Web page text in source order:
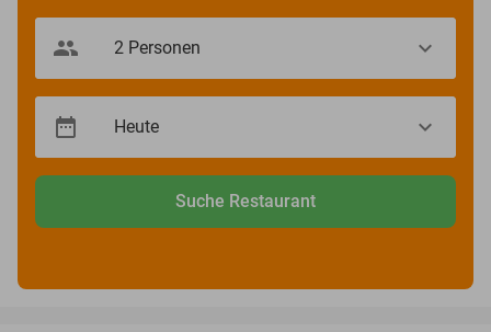
Suche Restaurant